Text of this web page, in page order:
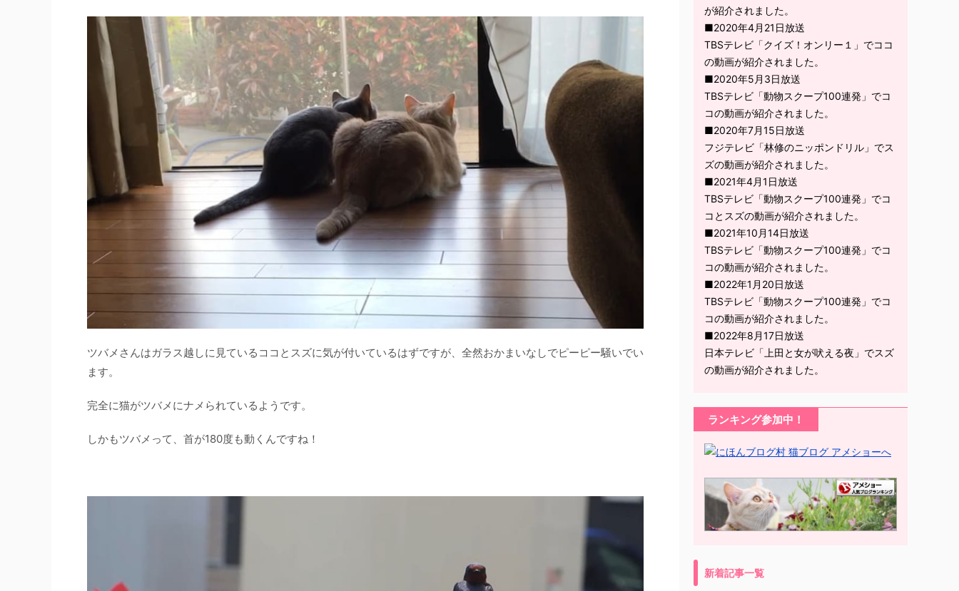
ツバメさんはガラス越しに見ているココとスズに気が付いているはずですが、全然おかまいなしでピーピー騒いでい
ます。
完全に猫がツバメにナメられているようです。
しかもツバメって、首が180度も動くんですね！
が紹介されました。
■2020年4月21日放送
TBSテレビ「クイズ！オンリー１」でココ
の動画が紹介されました。
■2020年5月3日放送
TBSテレビ「動物スクープ100連発」でコ
コの動画が紹介されました。
■2020年7月15日放送
フジテレビ「林修のニッポンドリル」でス
ズの動画が紹介されました。
■2021年4月1日放送
TBSテレビ「動物スクープ100連発」でコ
コとスズの動画が紹介されました。
■2021年10月14日放送
TBSテレビ「動物スクープ100連発」でコ
コの動画が紹介されました。
■2022年1月20日放送
TBSテレビ「動物スクープ100連発」でコ
コの動画が紹介されました。
■2022年8月17日放送
日本テレビ「上田と女が吠える夜」でスズ
の動画が紹介されました。
ランキング参加中！
新着記事一覧